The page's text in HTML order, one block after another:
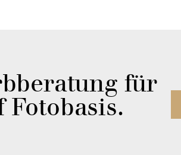
für
Fotobasis.